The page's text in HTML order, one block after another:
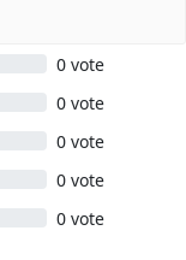
0 vote
0 vote
0 vote
0 vote
0 vote